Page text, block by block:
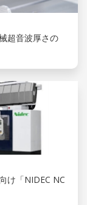
超音波厚さの
け「NIDEC NC